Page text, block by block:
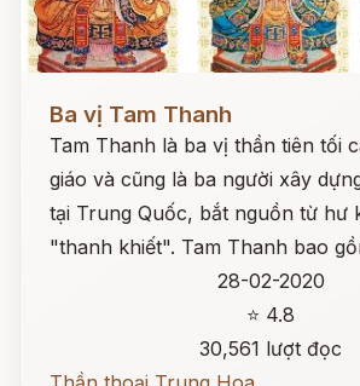
Ba vị Tam Thanh
Tam Thanh là ba vị thần tiên tối
giáo và cũng là ba người xây
tại Trung Quốc, bắt nguồn từ hư
"thanh khiết". Tam Thanh bao
28-02-2020
⭐ 4.8
30,561 lượt đọc